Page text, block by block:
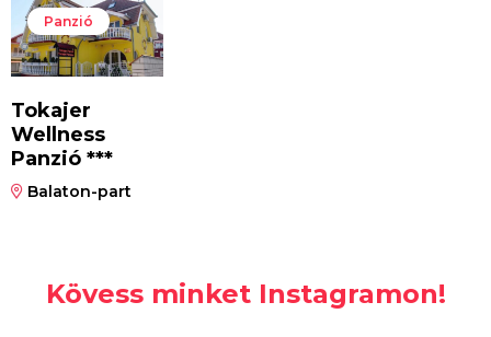
Panzió
Tokajer
Wellness
Panzió ***
Balaton-part
Kövess minket Instagramon!